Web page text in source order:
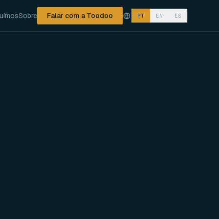
Sobre Falar com a Toodoo PT EN ES